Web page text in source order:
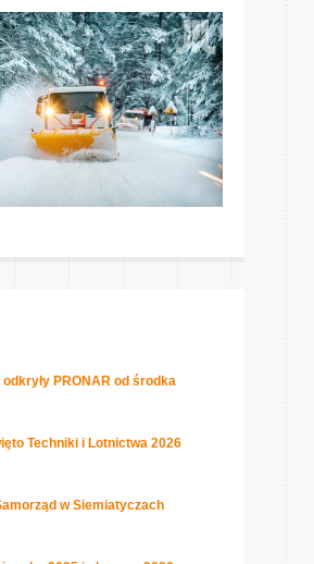
PRONAR od środka
Techniki i Lotnictwa 2026
w Siemiatyczach